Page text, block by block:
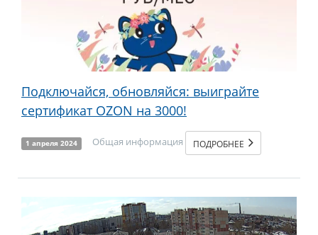
Подключайся, обновляйся: выиграйте
сертификат OZON на 3000!
1 апреля 2024 Общая информация ПОДРОБНЕЕ